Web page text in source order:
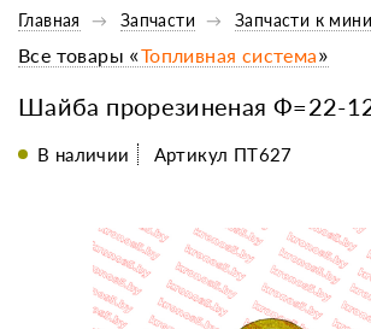
Главная Запчасти Запчасти к
Шайба прорезиненая Ф=22-
Все товары «Топливная система»
В наличии Артикул ПТ627